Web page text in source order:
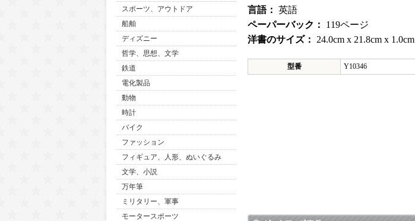
スポーツ、アウトドア
船舶
ディズニー
哲学、思想、文学
鉄道
電化製品
動物
時計
バイク
ファッション
フィギュア、人形、ぬいぐるみ
文学、小説
万年筆
ミリタリー、軍事
モータースポーツ
言語： 英語
ペーパーバック：
119ページ
洋書のサイズ：
24.0cm x 21.8cm x 1.0cm
型番 Y10346